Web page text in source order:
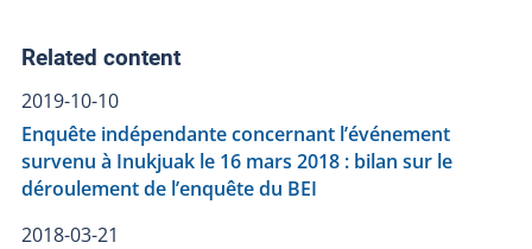
Related content
2019-10-10
Enquête indépendante concernant l’événement
survenu à Inukjuak le 16 mars 2018 : bilan sur le
déroulement de l’enquête du BEI
2018-03-21